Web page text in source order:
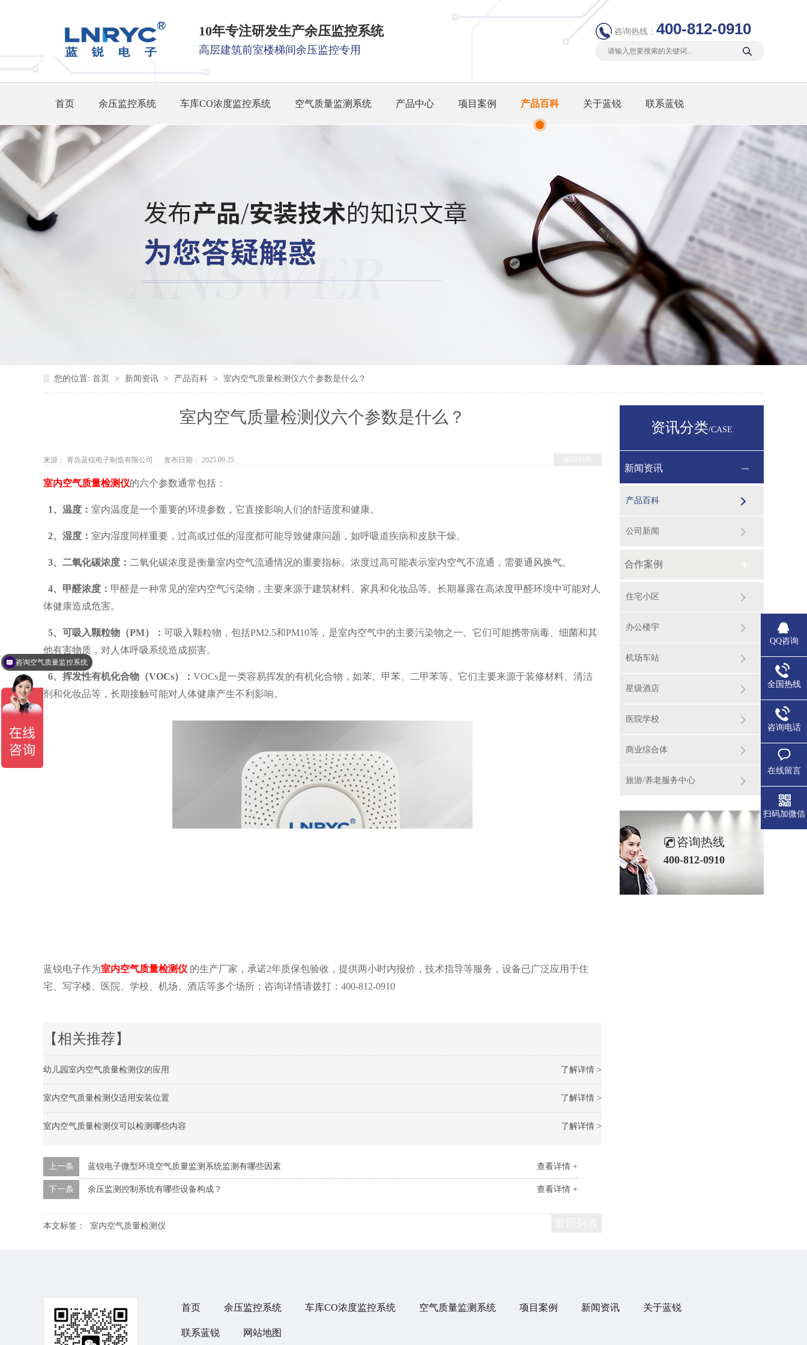
10年专注研发生产余压监控系统
高层建筑前室楼梯间余压监控专用
咨询热线： 400-812-0910
首页 余压监控系统 车库CO浓度监控系统 空气质量监测系统 产品中心 项目案例 产品百科 关于蓝锐 联系蓝锐
您的位置: 首页 > 新闻资讯 > 产品百科 > 室内空气质量检测仪六个参数是什么？
室内空气质量检测仪六个参数是什么？
来源： 青岛蓝锐电子制造有限公司 发布日期： 2025.09.25
室内空气质量检测仪的六个参数通常包括：
1、温度： 室内温度是一个重要的环境参数，它直接影响人们的舒适度和健康。
2、湿度： 室内湿度同样重要，过高或过低的湿度都可能导致健康问题，如呼吸道疾病和皮肤干燥。
3、二氧化碳浓度： 二氧化碳浓度是衡量室内空气流通情况的重要指标。浓度过高可能表示室内空气不流通，需要通风换气。
4、甲醛浓度： 甲醛是一种常见的室内空气污染物，主要来源于建筑材料、家具和化妆品等。长期暴露在高浓度甲醛环境中可能对人
体健康造成危害。
5、可吸入颗粒物（PM）： 可吸入颗粒物，包括PM2.5和PM10等，是室内空气中的主要污染物之一。它们可能携带病毒、细菌和其
他有害物质，对人体呼吸系统造成损害。
6、挥发性有机化合物（VOCs）： VOCs是一类容易挥发的有机化合物，如苯、甲苯、二甲苯等。它们主要来源于装修材料、清洁
剂和化妆品等，长期接触可能对人体健康产生不利影响。
蓝锐电子作为室内空气质量检测仪 的生产厂家，承诺2年质保包验收，提供两小时内报价，技术指导等服务，设备已广泛应用于住
宅、写字楼、医院、学校、机场、酒店等多个场所；咨询详情请拨打：400-812-0910
【相关推荐】
了解详情 >
幼儿园室内空气质量检测仪的应用
了解详情 >
室内空气质量检测仪适用安装位置
了解详情 >
室内空气质量检测仪可以检测哪些内容
查看详情 +
上一条 蓝锐电子微型环境空气质量监测系统监测有哪些因素
查看详情 +
下一条 余压监测控制系统有哪些设备构成？
本文标签： 室内空气质量检测仪
资讯分类/CASE
新闻资讯
产品百科
公司新闻
合作案例
住宅小区
办公楼宇
机场车站
星级酒店
医院学校
商业综合体
旅游/养老服务中心
咨询热线
400-812-0910
首页 余压监控系统 车库CO浓度监控系统 空气质量监测系统 项目案例 新闻资讯 关于蓝锐
联系蓝锐 网站地图
QQ咨询
全国热线
咨询电话
在线留言
扫码加微信
咨询空气质量监控系统